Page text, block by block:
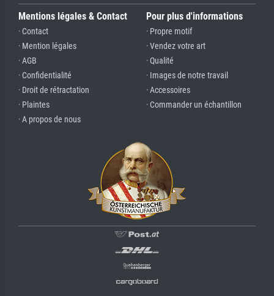
Mentions légales & Contact
· Contact
· Mention légales
· AGB
· Confidentialité
· Droit de rétractation
· Plaintes
· A propos de nous
Pour plus d'informations
· Propre motif
· Vendez votre art
· Qualité
· Images de notre travail
· Accessoires
· Commander un échantillon